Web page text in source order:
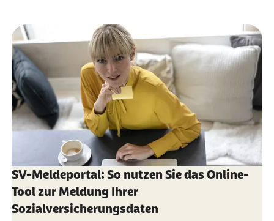
SV-Meldeportal: So nutzen Sie das Online-
Tool zur Meldung Ihrer
Sozialversicherungsdaten